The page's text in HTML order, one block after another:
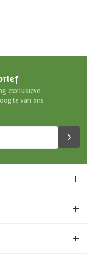
exclusieve
van ons